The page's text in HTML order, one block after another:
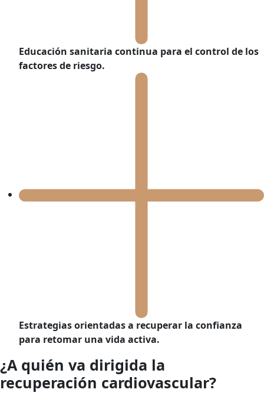
Educación sanitaria continua para el control de los
factores de riesgo.
Estrategias orientadas a recuperar la confianza
para retomar una vida activa.
¿A quién va dirigida la
recuperación cardiovascular?